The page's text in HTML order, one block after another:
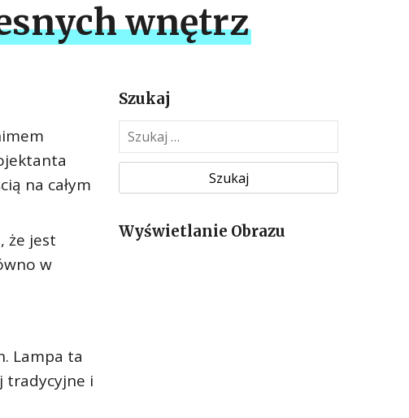
wnętrz
na całym
że jest
w
Lampa ta
tradycyjne i
Szukaj
z
k
jWyświetlanie Obrazu